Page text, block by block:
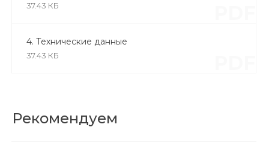
37.43 КБ
4. Технические данные
37.43 КБ
Рекомендуем